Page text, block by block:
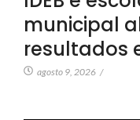
municipal
resultados
agosto 9, 2026 /